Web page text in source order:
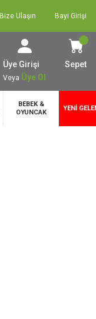
Bize Ulaşın Bayi Girişi
Üye Girişi
Veya Üye Ol
Sepet
BEBEK &
OYUNCAK
YENİ